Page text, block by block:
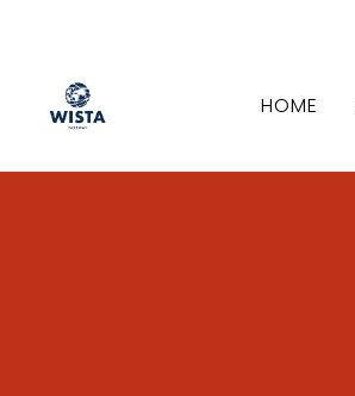
HOME